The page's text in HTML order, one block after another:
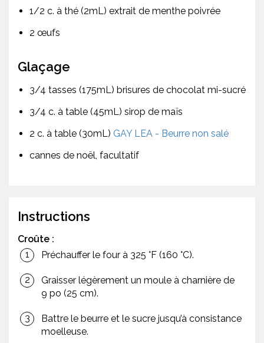
1/2 c. à thé (2mL) extrait de menthe poivrée
2 œufs
Glaçage
3/4 tasses (175mL) brisures de chocolat mi-sucré
3/4 c. à table (45mL) sirop de maïs
2 c. à table (30mL) GAY LEA - Beurre non salé
cannes de noël, facultatif
Instructions
Croûte :
Préchauffer le four à 325 °F (160 °C).
Graisser légèrement un moule à charnière de
9 po (25 cm).
Battre le beurre et le sucre jusqu’à consistance
moelleuse.